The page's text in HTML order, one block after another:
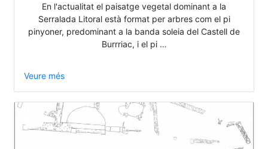
En l'actualitat el paisatge vegetal dominant a la
Serralada Litoral està format per arbres com el pi
pinyoner, predominant a la banda soleia del Castell de
Burrriac, i el pi …
Veure més